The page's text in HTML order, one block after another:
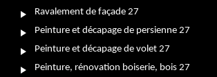
Ravalement de façade 27
Peinture et décapage de persienne 27
Peinture et décapage de volet 27
Peinture, rénovation boiserie, bois 27